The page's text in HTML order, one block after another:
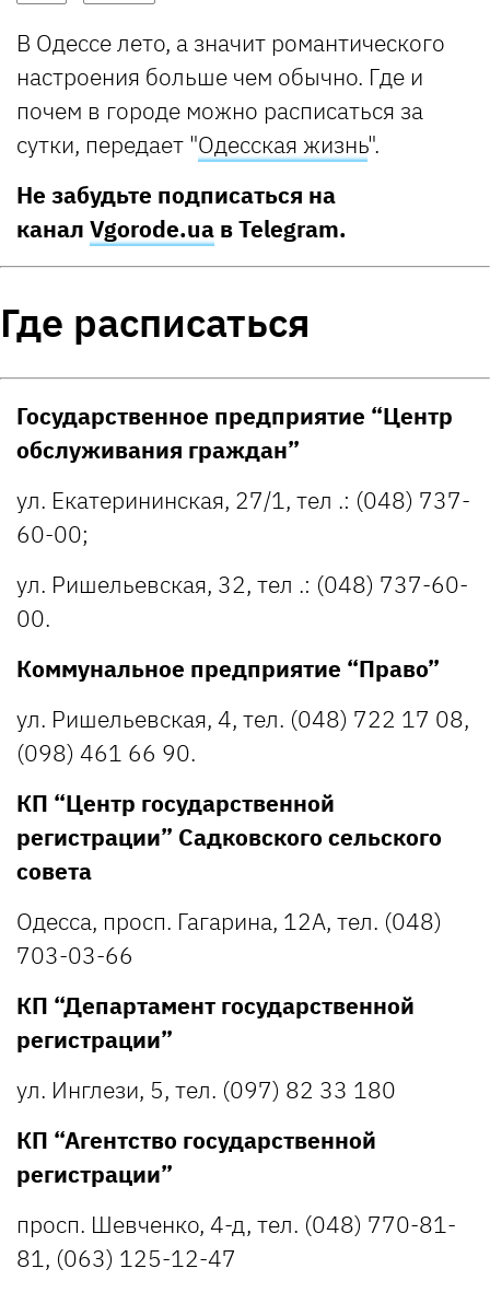
В Одессе лето, а значит романтического
настроения больше чем обычно. Где и
почем в городе можно расписаться за
сутки, передает "Одесская жизнь".
Не забудьте подписаться на
канал Vgorode.ua в Telegram.
Где расписаться
Государственное предприятие “Центр
обслуживания граждан”
ул. Екатерининская, 27/1, тел .: (048) 737-
60-00;
ул. Ришельевская, 32, тел .: (048) 737-60-
00.
Коммунальное предприятие “Право”
ул. Ришельевская, 4, тел. (048) 722 17 08,
(098) 461 66 90.
КП “Центр государственной
регистрации” Садковского сельского
совета
Одесса, просп. Гагарина, 12А, тел. (048)
703-03-66
КП “Департамент государственной
регистрации”
ул. Инглези, 5, тел. (097) 82 33 180
КП “Агентство государственной
регистрации”
просп. Шевченко, 4-д, тел. (048) 770-81-
81, (063) 125-12-47